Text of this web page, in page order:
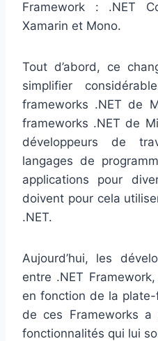
Framework : .NET
Xamarin et Mono.
Tout d’abord, ce
simplifier
frameworks .NET de
frameworks .NET de
développeurs de
langages de
applications pour
doivent pour cela
.NET.
Aujourd’hui, les
entre .NET
en fonction de la
de ces Frameworks
fonctionnalités qui lui